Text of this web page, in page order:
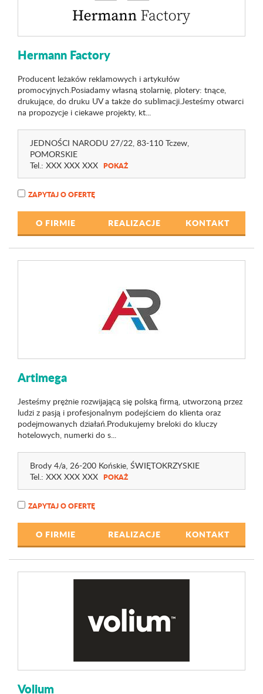
Hermann Factory
Producent leżaków reklamowych i artykułów
promocyjnych.Posiadamy własną stolarnię, plotery: tnące,
drukujące, do druku UV a także do sublimacji.Jesteśmy otwarci
na propozycje i ciekawe projekty, kt...
JEDNOŚCI NARODU 27/22, 83-110 Tczew,
POMORSKIE
Tel.: XXX XXX XXX POKAŻ
ZAPYTAJ O OFERTĘ
O FIRMIE REALIZACJE KONTAKT
Artimega
Jesteśmy prężnie rozwijającą się polską firmą, utworzoną przez
ludzi z pasją i profesjonalnym podejściem do klienta oraz
podejmowanych działań.Produkujemy breloki do kluczy
hotelowych, numerki do s...
Brody 4/a, 26-200 Końskie, ŚWIĘTOKRZYSKIE
Tel.: XXX XXX XXX POKAŻ
ZAPYTAJ O OFERTĘ
O FIRMIE REALIZACJE KONTAKT
Volium